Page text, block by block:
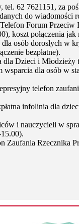
tel. 62 7621151, za
do wiadomości
Forum Przeciw
koszt połączenia
osób dorosłych w
bezpłatne).
dla Dzieci i
dla osób w
telefon
infolinia dla
i nauczycieli w
Zaufania Rzecznika